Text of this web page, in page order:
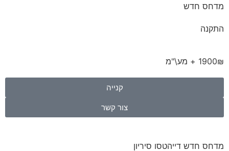
מדחס חדש
התקנה
1900₪ + מע\"מ
קנייה
צור קשר
מדחס חדש דייהטסו סיריון